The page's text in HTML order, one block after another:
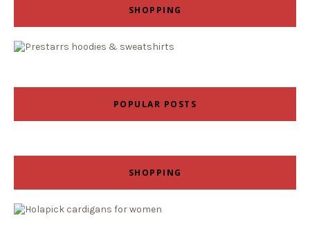
SHOPPING
POPULAR POSTS
SHOPPING